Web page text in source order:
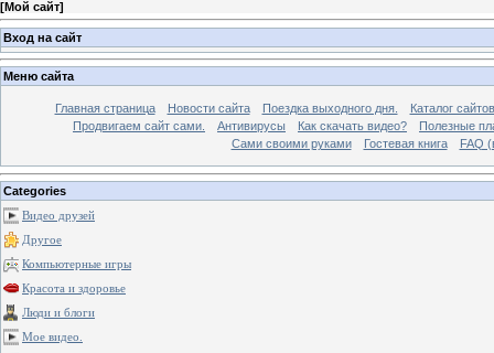
[Мой сайт]
Вход на сайт
Меню сайта
Главная страница Новости сайта Поездка выходного дня.
Каталог сайтов
Продвигаем сайт сами.
Антивирусы Как скачать видео?
Полезные
Сами своими руками
Гостевая книга FAQ
Categories
Видео друзей
Другое
Компьютерные игры
Красота и здоровье
Люди и блоги
Мое видео.